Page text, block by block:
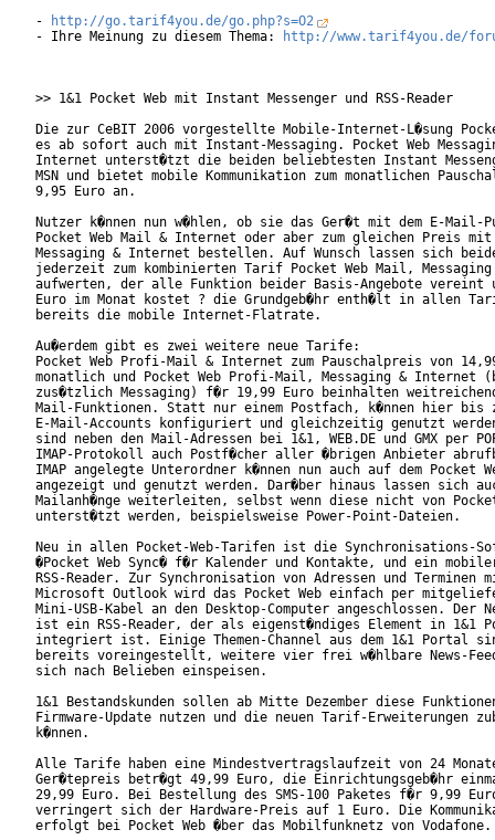
-
http://go.tarif4you.de/go.php?s=O2
- Ihre Meinung zu diesem Thema:
http://www.tarif4you.de/
>> 1&1 Pocket Web mit Instant Messenger und RSS-Reader
Die zur CeBIT 2006 vorgestellte Mobile-Internet-L�sung
es ab sofort auch mit Instant-Messaging. Pocket Web
Internet unterst�tzt die beiden beliebtesten Instant
MSN und bietet mobile Kommunikation zum monatlichen
9,95 Euro an.
Nutzer k�nnen nun w�hlen, ob sie das Ger�t mit dem E-Mail-
Pocket Web Mail & Internet oder aber zum gleichen Preis mit
Messaging & Internet bestellen. Auf Wunsch lassen sich
jederzeit zum kombinierten Tarif Pocket Web Mail,
aufwerten, der alle Funktion beider Basis-Angebote vereint
Euro im Monat kostet ? die Grundgeb�hr enth�lt in allen
bereits die mobile Internet-Flatrate.
Au�erdem gibt es zwei weitere neue Tarife:
Pocket Web Profi-Mail & Internet zum Pauschalpreis von
monatlich und Pocket Web Profi-Mail, Messaging & Internet
zus�tzlich Messaging) f�r 19,99 Euro beinhalten
Mail-Funktionen. Statt nur einem Postfach, k�nnen hier bis
E-Mail-Accounts konfiguriert und gleichzeitig genutzt
sind neben den Mail-Adressen bei 1&1, WEB.DE und GMX per
IMAP-Protokoll auch Postf�cher aller �brigen Anbieter
IMAP angelegte Unterordner k�nnen nun auch auf dem Pocket
angezeigt und genutzt werden. Dar�ber hinaus lassen sich
Mailanh�nge weiterleiten, selbst wenn diese nicht von Pocket
unterst�tzt werden, beispielsweise Power-Point-Dateien.
Neu in allen Pocket-Web-Tarifen ist die Synchronisations-
�Pocket Web Sync� f�r Kalender und Kontakte, und ein
RSS-Reader. Zur Synchronisation von Adressen und Terminen
Microsoft Outlook wird das Pocket Web einfach per
Mini-USB-Kabel an den Desktop-Computer angeschlossen. Der
ist ein RSS-Reader, der als eigenst�ndiges Element in 1&1
integriert ist. Einige Themen-Channel aus dem 1&1 Portal
bereits voreingestellt, weitere vier frei w�hlbare News-
sich nach Belieben einspeisen.
1&1 Bestandskunden sollen ab Mitte Dezember diese
Firmware-Update nutzen und die neuen Tarif-Erweiterungen
k�nnen.
Alle Tarife haben eine Mindestvertragslaufzeit von 24
Ger�tepreis betr�gt 49,99 Euro, die Einrichtungsgeb�hr
29,99 Euro. Bei Bestellung des SMS-100 Paketes f�r 9,99
verringert sich der Hardware-Preis auf 1 Euro. Die
erfolgt bei Pocket Web �ber das Mobilfunknetz von